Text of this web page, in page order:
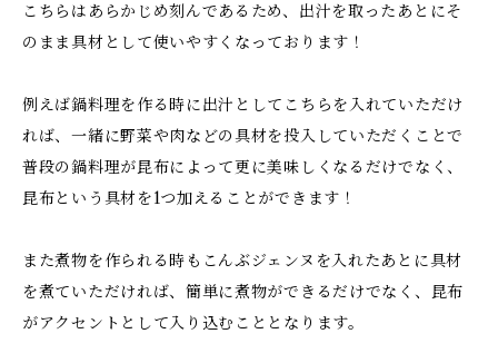
こちらはあらかじめ刻んであるため、出汁を取ったあとにそ
のまま具材として使いやすくなっております！
例えば鍋料理を作る時に出汁としてこちらを入れていただけ
れば、一緒に野菜や肉などの具材を投入していただくことで
普段の鍋料理が昆布によって更に美味しくなるだけでなく、
昆布という具材を1つ加えることができます！
また煮物を作られる時もこんぶジェンヌを入れたあとに具材
を煮ていただければ、簡単に煮物ができるだけでなく、昆布
がアクセントとして入り込むこととなります。